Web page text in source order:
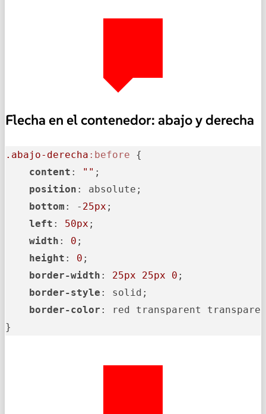
Flecha en el contenedor: abajo y derecha
.abajo-derecha :before {
content : "" ;
position : absolute;
bottom : - 25px ;
left : 50px ;
width : 0 ;
height : 0 ;
border-width : 25px 25px 0 ;
border-style : solid;
border-color : red transparent
}